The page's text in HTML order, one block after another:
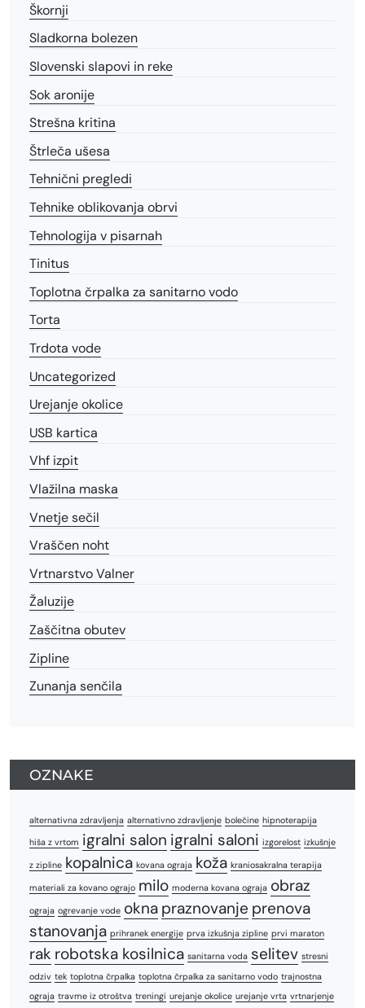
Škornji
Sladkorna bolezen
Slovenski slapovi in reke
Sok aronije
Strešna kritina
Štrleča ušesa
Tehnični pregledi
Tehnike oblikovanja obrvi
Tehnologija v pisarnah
Tinitus
Toplotna črpalka za sanitarno vodo
Torta
Trdota vode
Uncategorized
Urejanje okolice
USB kartica
Vhf izpit
Vlažilna maska
Vnetje sečil
Vraščen noht
Vrtnarstvo Valner
Žaluzije
Zaščitna obutev
Zipline
Zunanja senčila
OZNAKE
alternativna zdravljenja alternativno zdravljenje bolečine hipnoterapija
hiša z vrtom igralni salon igralni saloni izgorelost izkušnje
z zipline kopalnica kovana ograja koža kraniosakralna terapija
materiali za kovano ograjo milo moderna kovana ograja obraz
ograja ogrevanje vode okna praznovanje prenova
stanovanja prihranek energije prva izkušnja zipline prvi maraton
rak robotska kosilnica sanitarna voda selitev stresni
odziv tek toplotna črpalka toplotna črpalka za sanitarno vodo trajnostna
ograja travme iz otroštva treningi urejanje okolice urejanje vrta vrtnarjenje